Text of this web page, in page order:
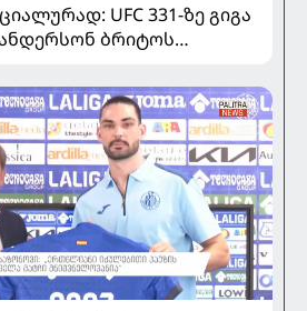
UFC 331-ზე გიგა
ბრიტოს